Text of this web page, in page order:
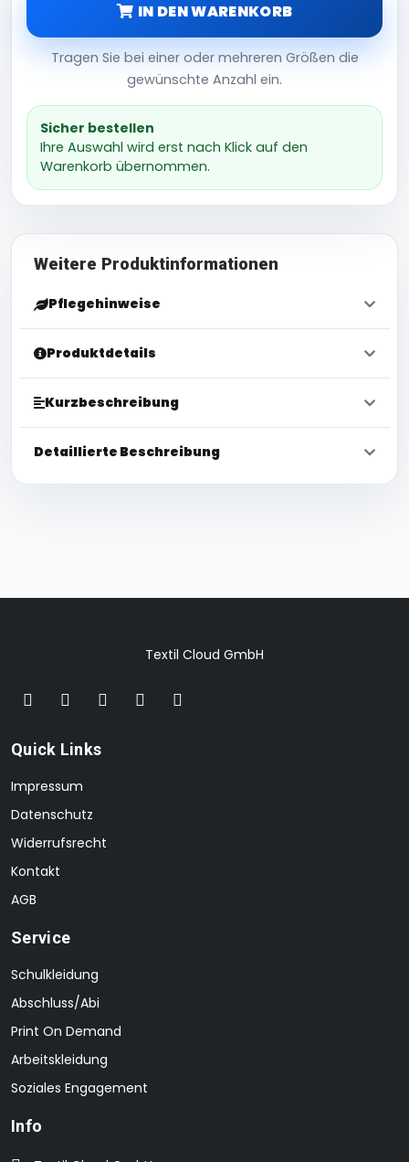
IN DEN WARENKORB
Tragen Sie bei einer oder mehreren Größen die
gewünschte Anzahl ein.
Sicher bestellen
Ihre Auswahl wird erst nach Klick auf den
Warenkorb übernommen.
Weitere Produktinformationen
Pflegehinweise
Produktdetails
Kurzbeschreibung
Detaillierte Beschreibung
Textil Cloud GmbH
Quick Links
Impressum
Datenschutz
Widerrufsrecht
Kontakt
AGB
Service
Schulkleidung
Abschluss/Abi
Print On Demand
Arbeitskleidung
Soziales Engagement
Info